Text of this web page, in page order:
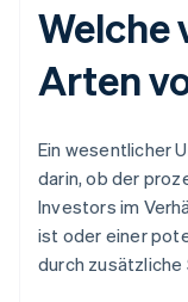
Welche
Arten
Ein wesentlicher
darin, ob der
Investors im
ist oder einer
durch zusätzliche